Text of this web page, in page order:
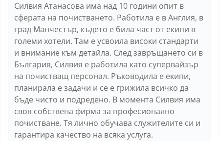
Силвия Атанасова има над 10 години опит в
сферата на почистването. Работила е в Англия, в
град Манчестър, където е била част от екипи в
големи хотели. Там е усвоила високи стандарти
и внимание към детайла. След завръщането си в
България, Силвия е работила като супервайзър
на почистващ персонал. Ръководила е екипи,
планирала е задачи и се е грижила всичко да
бъде чисто и подредено. В момента Силвия има
своя собствена фирма за професионално
почистване. Тя лично обучава служителите си и
гарантира качество на всяка услуга.